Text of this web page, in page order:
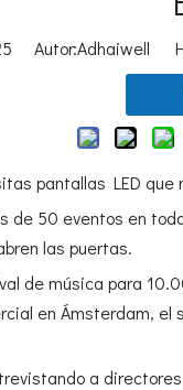
Autor:Adhaiwell
pantallas LED que
de 50 eventos en
las puertas.
de música para
en Ámsterdam,
a